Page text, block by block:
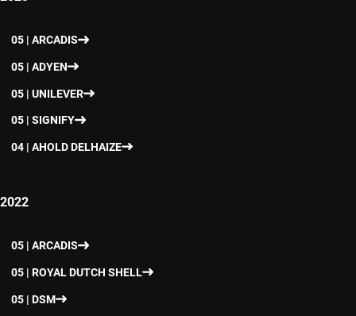
05 | ARCADIS
05 | ADYEN
05 | UNILEVER
05 | SIGNIFY
04 | AHOLD DELHAIZE
2022
05 | ARCADIS
05 | ROYAL DUTCH SHELL
05 | DSM